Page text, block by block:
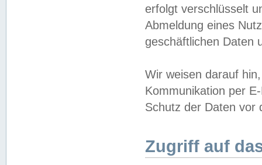
erfolgt verschlüsselt
Abmeldung eines
geschäftlichen Daten
Wir weisen darauf
Kommunikation per
Schutz der Daten vor
Zugriff auf